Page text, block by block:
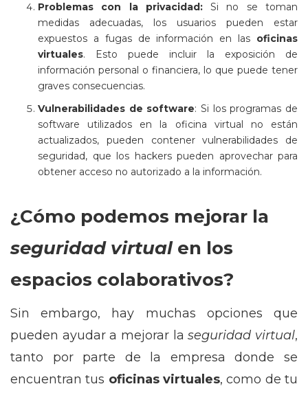
Problemas con la privacidad:Si no se toman
medidas adecuadas, los usuarios pueden estar
expuestos a fugas de información en las oficinas
virtuales. Esto puede incluir la exposición de
información personal o financiera, lo que puede tener
graves consecuencias.
Vulnerabilidades de software: Si los programas de
software utilizados en la oficina virtual no están
actualizados, pueden contener vulnerabilidades de
seguridad, que los hackers pueden aprovechar para
obtener acceso no autorizado a la información.
¿Cómo podemos mejorar la
seguridad virtualen los
espacios colaborativos?
Sin embargo, hay muchas opciones que
pueden ayudar a mejorar laseguridad virtual,
tanto por parte de la empresa donde se
encuentran tus oficinas virtuales, como de tu